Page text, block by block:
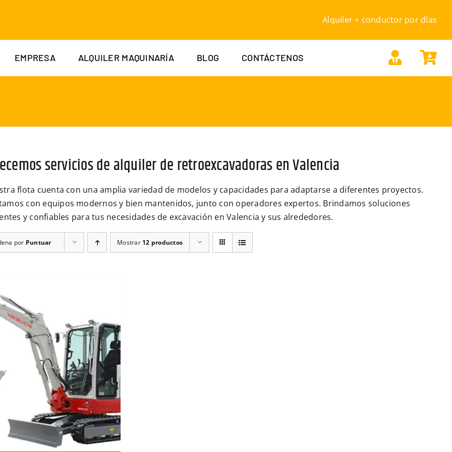
Alquiler + conductor por días
EMPRESA ALQUILER MAQUINARÍA BLOG CONTÁCTENOS
servicios de alquiler de retroexcavadoras en Valencia
flota cuenta con una amplia variedad de modelos y capacidades para adaptarse a diferentes proyectos.
con equipos modernos y bien mantenidos, junto con operadores expertos. Brindamos soluciones
y confiables para tus necesidades de excavación en Valencia y sus alrededores.
por Puntuar Mostrar 12 productos